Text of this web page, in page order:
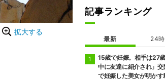
拡大する
記事ランキング
最新 24
15歳で妊娠。相手は27
中に友達に紹介され」交
で妊娠した美女が明かす